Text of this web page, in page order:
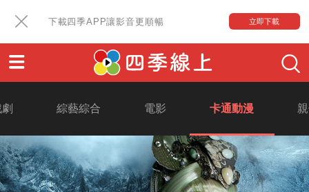
下載四季APP讓影音更順暢 立即下載
綜藝綜合 電影 卡通動漫